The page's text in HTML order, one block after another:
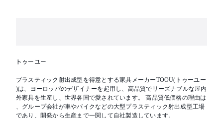
トゥーユー
プラスティック射出成型を得意とする家具メーカーTOOU(トゥーユー
)は、ヨーロッパのデザイナーを起用し、高品質でリーズナブルな屋内
外家具を生産し、世界各国で愛されています。 高品質低価格の理由は
、グループ会社が車やバイクなどの大型プラスティック射出成型工場
であり、開発から生産まで一関して自社製造しています。